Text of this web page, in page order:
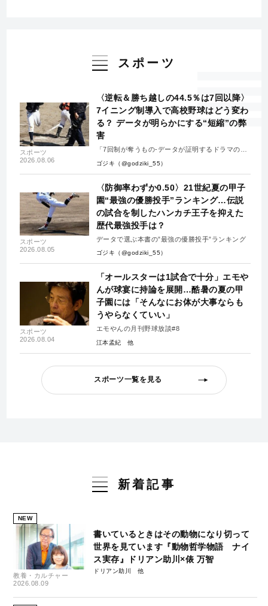
スポーツ
スポーツ
2026.08.06
〈逆転＆勝ち越しの44.5％は7回以降〉
7イニング制導入で高校野球はどう変わ
る？ データが明らかにする“短縮”の弊
害
「7回制が奪うもの-データが証明するドラマの消
失-」
ゴジキ（@godziki_55）
スポーツ
2026.08.05
〈防御率わずか0.50〉21世紀夏の甲子
園“最強の優勝投手”ランキング…伝説
の試合を制したハンカチ王子を抑えた
歴代最強投手は？
データで選ぶ本書の”最強の優勝投手”ランキング
ゴジキ（@godziki_55）
スポーツ
2026.08.04
「オールスターは1試合で十分」エモや
んが球宴に持論を展開…酷暑の夏の甲
子園には「そんなにお体が大事ならも
うやらなくていい」
エモやんの月刊野球放談#8
江本孟紀
スポーツ一覧を見る
新着記事
NEW
教養・カルチャー
2026.08.09
書いているときはその動物になり切って
世界を見ています『動物哲学物語 ナイ
ス実存』ドリアン助川×俵 万智
ドリアン助川